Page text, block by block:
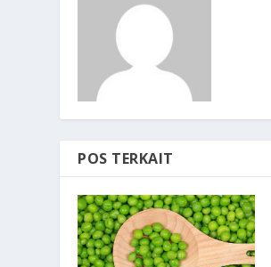
POS TERKAIT